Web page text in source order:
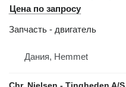
Цена по запросу
Запчасть - двигатель
Дания, Hemmet